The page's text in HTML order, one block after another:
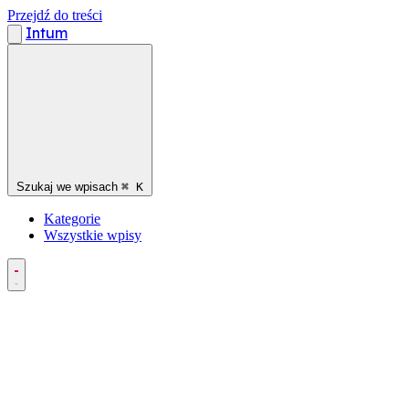
Przejdź do treści
Intum
Szukaj we wpisach ⌘ K
Kategorie
Wszystkie wpisy